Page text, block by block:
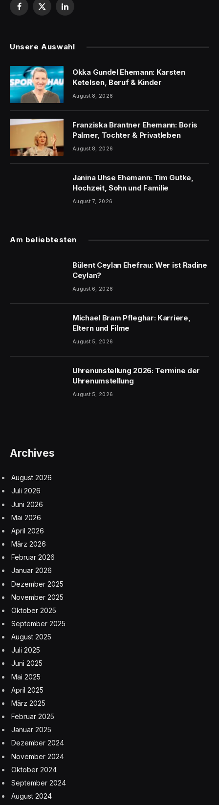
Facebook
X
LinkedIn
Unsere Auswahl
Okka Gundel Ehemann: Karsten
Ketelsen, Beruf & Kinder
August 8, 2026
Franziska Brantner Ehemann: Boris
Palmer, Tochter & Privatleben
August 8, 2026
Janina Uhse Ehemann: Tim Gutke,
Hochzeit, Sohn und Familie
August 7, 2026
Am beliebtesten
Bülent Ceylan Ehefrau: Wer ist Radine
Ceylan?
August 6, 2026
Michael Bram Pfleghar: Karriere,
Eltern und Filme
August 5, 2026
Uhrenunstellung 2026: Termine der
Uhrenumstellung
August 5, 2026
Archives
August 2026
Juli 2026
Juni 2026
Mai 2026
April 2026
März 2026
Februar 2026
Januar 2026
Dezember 2025
November 2025
Oktober 2025
September 2025
August 2025
Juli 2025
Juni 2025
Mai 2025
April 2025
März 2025
Februar 2025
Januar 2025
Dezember 2024
November 2024
Oktober 2024
September 2024
August 2024